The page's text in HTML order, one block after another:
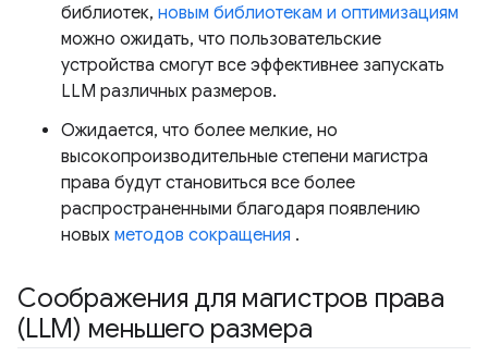
библиотек, новым библиотекам и оптимизациям
можно ожидать, что пользовательские
устройства смогут все эффективнее запускать
LLM различных размеров.
Ожидается, что более мелкие, но
высокопроизводительные степени магистра
права будут становиться все более
распространенными благодаря появлению
новых методов сокращения .
Соображения для магистров права
(LLM) меньшего размера